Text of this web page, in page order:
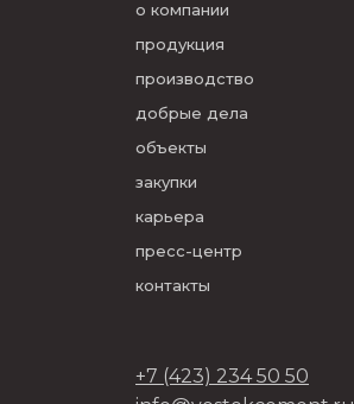
о компании
продукция
производство
добрые дела
объекты
закупки
карьера
пресс-центр
контакты
+7 (423) 234 50 50